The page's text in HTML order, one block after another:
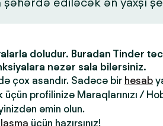
doludur. Buradan Tinder
nəzər sala bilərsiniz.
çox asandır. Sadəcə bir hesab
profilinizə Maraqlarınızı /
əmin olun.
üçün hazırsınız!